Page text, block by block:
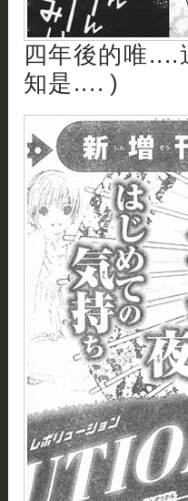
四年後的唯
知是.... )